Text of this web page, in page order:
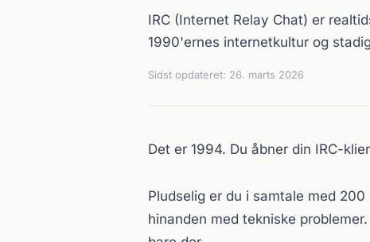
IRC (Internet Relay Chat) er
1990'ernes internetkultur og
Sidst opdateret: 26. marts 2026
Det er 1994. Du åbner din IRC-
Pludselig er du i samtale med
hinanden med tekniske